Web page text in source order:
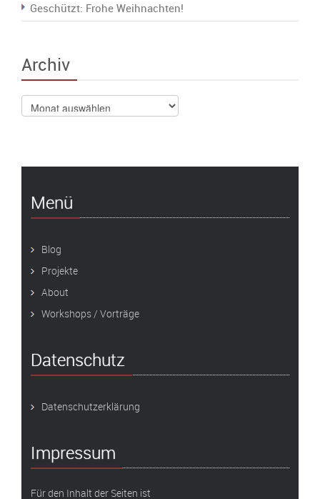
Geschützt: Frohe Weihnachten!
Archiv
Archiv
Menü
Blog
Projekte
About
Workshops / Vorträge
Datenschutz
Datenschutzerklärung
Impressum
Für den Inhalt der Seiten ist